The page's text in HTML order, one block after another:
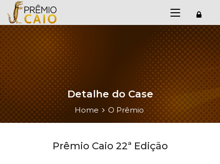
Detalhe do Case
Home O Prêmio
Prêmio Caio 22ª Edição